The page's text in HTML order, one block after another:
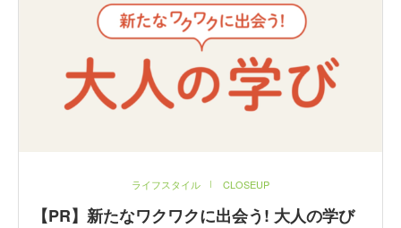
ライフスタイル CLOSEUP
【PR】新たなワクワクに出会う! 大人の学び